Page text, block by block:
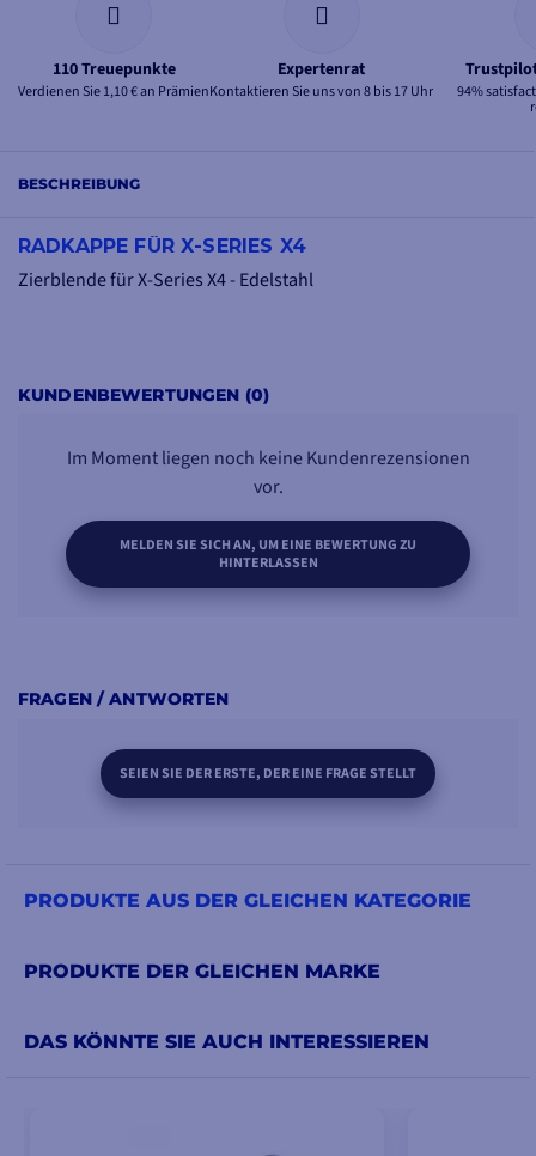
110 Treuepunkte
Verdienen Sie 1,10 € an Prämien
Expertenrat
Kontaktieren Sie uns von 8 bis 17 Uhr 94%
BESCHREIBUNG
RADKAPPE FÜR X-SERIES X4
Zierblende für X-Series X4 - Edelstahl
KUNDENBEWERTUNGEN (0)
Im Moment liegen noch keine Kundenrezensionen
vor.
MELDEN SIE SICH AN, UM EINE BEWERTUNG ZU
HINTERLASSEN
FRAGEN / ANTWORTEN
SEIEN SIE DER ERSTE, DER EINE FRAGE STELLT
PRODUKTE AUS DER GLEICHEN KATEGORIE
PRODUKTE DER GLEICHEN MARKE
DAS KÖNNTE SIE AUCH INTERESSIEREN